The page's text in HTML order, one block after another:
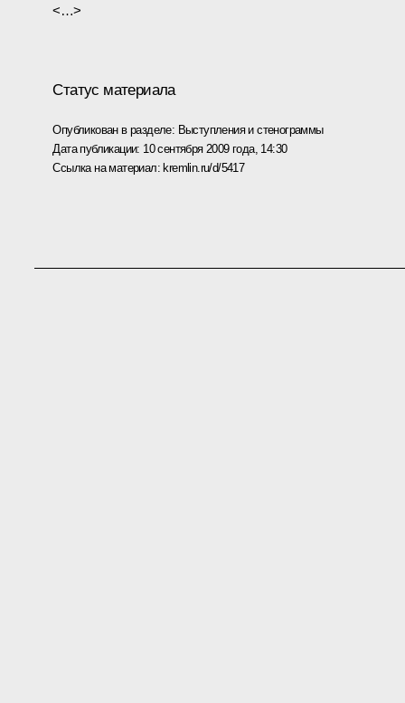
<…>
Статус материала
Опубликован в разделе: Выступления и стенограммы
Дата публикации: 10 сентября 2009 года, 14:30
Ссылка на материал:kremlin.ru/d/5417